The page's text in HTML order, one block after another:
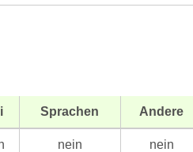
Sprachen Andere
nein nein